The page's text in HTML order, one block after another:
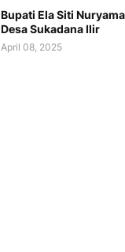
Bupati Ela Siti
Desa Sukadana Ilir
April 08, 2025